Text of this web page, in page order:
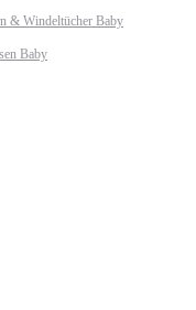
& Windeltücher Baby
Baby